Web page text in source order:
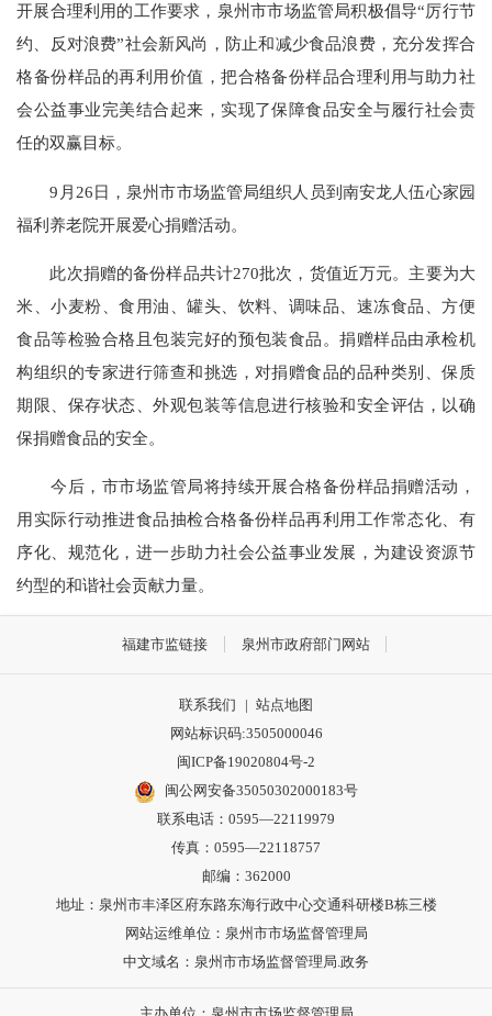
开展合理利用的工作要求，泉州市市场监管局积极倡导“厉行节
约、反对浪费”社会新风尚，防止和减少食品浪费，充分发挥合
格备份样品的再利用价值，把合格备份样品合理利用与助力社
会公益事业完美结合起来，实现了保障食品安全与履行社会责
任的双赢目标。
9月26日，泉州市市场监管局组织人员到南安龙人伍心家园
福利养老院开展爱心捐赠活动。
此次捐赠的备份样品共计270批次，货值近万元。主要为大
米、小麦粉、食用油、罐头、饮料、调味品、速冻食品、方便
食品等检验合格且包装完好的预包装食品。捐赠样品由承检机
构组织的专家进行筛查和挑选，对捐赠食品的品种类别、保质
期限、保存状态、外观包装等信息进行核验和安全评估，以确
保捐赠食品的安全。
今后，市市场监管局将持续开展合格备份样品捐赠活动，
用实际行动推进食品抽检合格备份样品再利用工作常态化、有
序化、规范化，进一步助力社会公益事业发展，为建设资源节
约型的和谐社会贡献力量。
福建市监链接 泉州市政府部门网站
联系我们 | 站点地图
网站标识码:3505000046
闽ICP备19020804号-2
闽公网安备35050302000183号
联系电话：0595—22119979
传真：0595—22118757
邮编：362000
地址：泉州市丰泽区府东路东海行政中心交通科研楼B栋三楼
网站运维单位：泉州市市场监督管理局
中文域名：泉州市市场监督管理局.政务